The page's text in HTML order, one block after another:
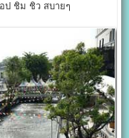
ป ชิม ชิว สบายๆ